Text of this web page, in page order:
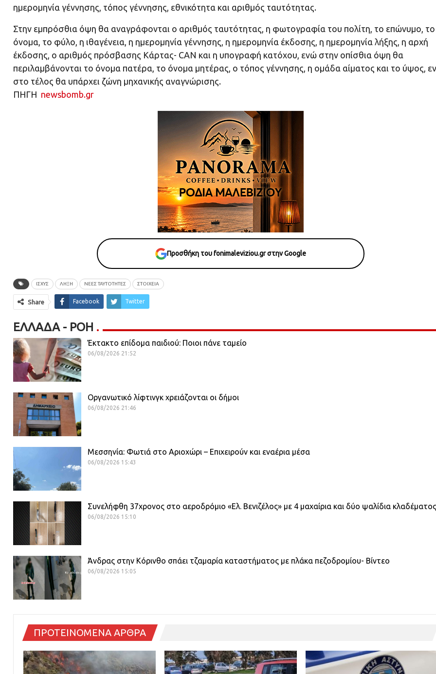
ημερομηνία γέννησης, τόπος γέννησης, εθνικότητα και αριθμός ταυτότητας.
Στην εμπρόσθια όψη θα αναγράφονται ο αριθμός ταυτότητας, η φωτογραφία του πολίτη, το επώνυμο, το
όνομα, το φύλο, η ιθαγένεια, η ημερομηνία γέννησης, η ημερομηνία έκδοσης, η ημερομηνία λήξης, η αρχή
έκδοσης, ο αριθμός πρόσβασης Κάρτας- CAN και η υπογραφή κατόχου, ενώ στην οπίσθια όψη θα
περιλαμβάνονται το όνομα πατέρα, το όνομα μητέρας, ο τόπος γέννησης, η ομάδα αίματος και το ύψος,
στο τέλος θα υπάρχει ζώνη μηχανικής αναγνώρισης.
ΠΗΓΗ newsbomb.gr
Προσθήκη του fonimaleviziou.gr στην Google
ΙΣΧΥΣ ΛΗΞΗ ΝΕΕΣ ΤΑΥΤΟΤΗΤΕΣ ΣΤΟΙΧΕΙΑ
Share Facebook Twitter
ΕΛΛΆΔΑ - ΡΟΗ
Έκτακτο επίδομα παιδιού: Ποιοι πάνε ταμείο
06/08/2026 21:52
Οργανωτικό λίφτινγκ χρειάζονται οι δήμοι
06/08/2026 21:46
Μεσσηνία: Φωτιά στο Αριοχώρι – Επιχειρούν και εναέρια μέσα
06/08/2026 15:43
Συνελήφθη 37χρονος στο αεροδρόμιο «Ελ. Βενιζέλος» με 4 μαχαίρια και δύο ψαλίδια κλαδέματος
06/08/2026 15:10
Άνδρας στην Κόρινθο σπάει τζαμαρία καταστήματος με πλάκα πεζοδρομίου- Βίντεο
06/08/2026 15:05
ΠΡΟΤΕΙΝΟΜΕΝΑ ΑΡΘΡΑ